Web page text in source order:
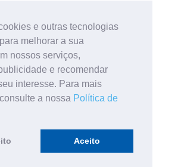
e outras tecnologias
melhorar a sua
nossos serviços,
e recomendar
interesse. Para mais
a nossa Política de
Aceito